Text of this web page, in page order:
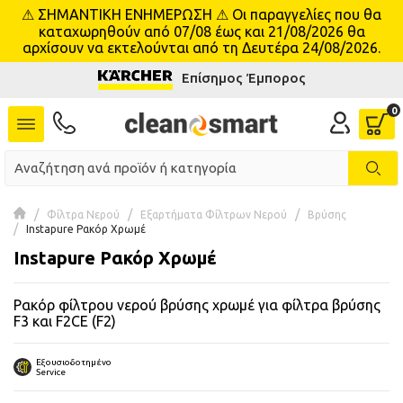
menu
⚠ ΣΗΜΑΝΤΙΚΗ ΕΝΗΜΕΡΩΣΗ ⚠ Οι παραγγελίες που θα
καταχωρηθούν από 07/08 έως και 21/08/2026 θα
αρχίσουν να εκτελούνται από τη Δευτέρα 24/08/2026.
Επίσημος Έμπορος
Φίλτρα Νερού Εξαρτήματα Φίλτρων Νερού
Βρύσης
Instapure Ρακόρ Χρωμέ
Instapure Ρακόρ Χρωμέ
Ρακόρ φίλτρου νερού βρύσης χρωμέ για φίλτρα βρύσης
F3 και F2CE (F2)
Εξουσιοδοτημένο
Service